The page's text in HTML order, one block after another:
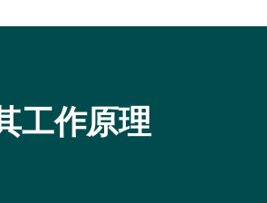
工作原理